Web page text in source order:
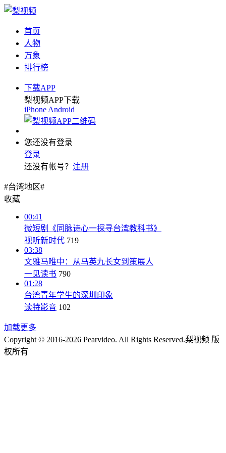
首页
人物
万象
排行榜
下载APP
梨视频APP下载
iPhone Android
您还没有登录
登录
还没有帐号？ 注册
#台湾地区#
收藏
00:41
微短剧《同脉诗心一探寻台湾教科书》
视听新时代 719
03:38
文雅马唯中：从马英九长女到策展人
一见读书 790
01:28
台湾青年学生的深圳印象
读特影音 102
加载更多
Copyright © 2016-2026 Pearvideo. All Rights Reserved.梨视频 版
权所有